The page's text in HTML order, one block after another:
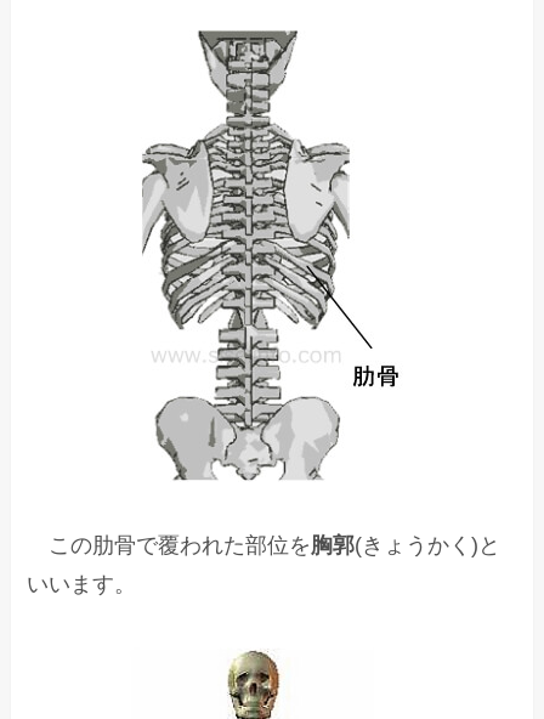
この肋骨で覆われた部位を胸郭(きょうかく)と
いいます。